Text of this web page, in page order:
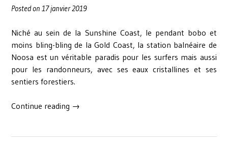
Posted on 17 janvier 2019
Niché au sein de la Sunshine Coast, le pendant bobo et
moins bling-bling de la Gold Coast, la station balnéaire de
Noosa est un véritable paradis pour les surfers mais aussi
pour les randonneurs, avec ses eaux cristallines et ses
sentiers forestiers.
Continue reading « Noosa
→